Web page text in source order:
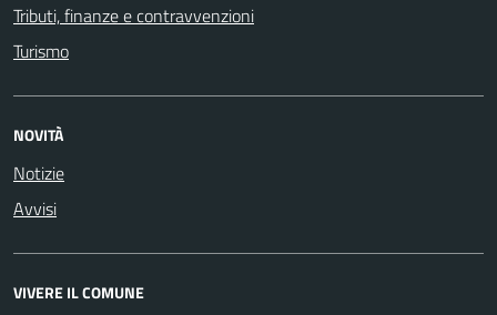
Tributi, finanze e contravvenzioni
Turismo
NOVITÀ
Notizie
Avvisi
VIVERE IL COMUNE